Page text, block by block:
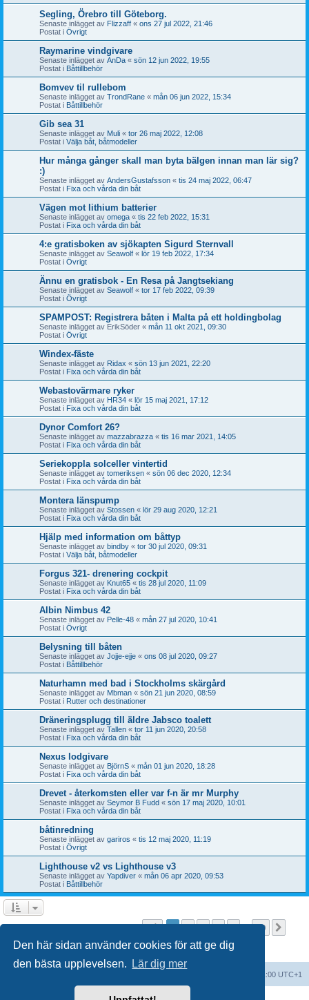
Den här sidan använder cookies för att ge dig
den bästa upplevelsen.
Lär dig mer
Segling, Örebro till Göteborg.
Senaste inlägget av Flizzaff « ons 27 jul 2022, 21:46
Postat i Övrigt
Raymarine vindgivare
Senaste inlägget av AnDa « sön 12 jun 2022, 19:55
Postat i Båttillbehör
Bomvev til rullebom
Senaste inlägget av TrondRane « mån 06 jun 2022, 15:34
Postat i Båttillbehör
Gib sea 31
Senaste inlägget av Muli « tor 26 maj 2022, 12:08
Postat i Välja båt, båtmodeller
Hur många gånger skall man byta bälgen innan man lär sig?
:)
Senaste inlägget av AndersGustafsson « tis 24 maj 2022, 06:47
Postat i Fixa och vårda din båt
Vägen mot lithium batterier
Senaste inlägget av omega « tis 22 feb 2022, 15:31
Postat i Fixa och vårda din båt
4:e gratisboken av sjökapten Sigurd Sternvall
Senaste inlägget av Seawolf « lör 19 feb 2022, 17:34
Postat i Övrigt
Ännu en gratisbok - En Resa på Jangtsekiang
Senaste inlägget av Seawolf « tor 17 feb 2022, 09:39
Postat i Övrigt
SPAMPOST: Registrera båten i Malta på ett holdingbolag
Senaste inlägget av ErikSöder « mån 11 okt 2021, 09:30
Postat i Övrigt
Windex-fäste
Senaste inlägget av Ridax « sön 13 jun 2021, 22:20
Postat i Fixa och vårda din båt
Webastovärmare ryker
Senaste inlägget av HR34 « lör 15 maj 2021, 17:12
Postat i Fixa och vårda din båt
Dynor Comfort 26?
Senaste inlägget av mazzabrazza « tis 16 mar 2021, 14:05
Postat i Fixa och vårda din båt
Seriekoppla solceller vintertid
Senaste inlägget av tomeriksen « sön 06 dec 2020, 12:34
Postat i Fixa och vårda din båt
Montera länspump
Senaste inlägget av Stossen « lör 29 aug 2020, 12:21
Postat i Fixa och vårda din båt
Hjälp med information om båttyp
Senaste inlägget av bindby « tor 30 jul 2020, 09:31
Postat i Välja båt, båtmodeller
Forgus 321- drenering cockpit
Senaste inlägget av Knut65 « tis 28 jul 2020, 11:09
Postat i Fixa och vårda din båt
Albin Nimbus 42
Senaste inlägget av Pelle-48 « mån 27 jul 2020, 10:41
Postat i Övrigt
Belysning till båten
Senaste inlägget av Jojje-ejje « ons 08 jul 2020, 09:27
Postat i Båttillbehör
Naturhamn med bad i Stockholms skärgård
Senaste inlägget av Mbman « sön 21 jun 2020, 08:59
Postat i Rutter och destinationer
Dräneringsplugg till äldre Jabsco toalett
Senaste inlägget av Tallen « tor 11 jun 2020, 20:58
Postat i Fixa och vårda din båt
Nexus lodgivare
Senaste inlägget av BjörnS « mån 01 jun 2020, 18:28
Postat i Fixa och vårda din båt
Drevet - återkomsten eller var f-n är mr Murphy
Senaste inlägget av Seymor B Fudd « sön 17 maj 2020, 10:01
Postat i Fixa och vårda din båt
båtinredning
Senaste inlägget av gariros « tis 12 maj 2020, 11:19
Postat i Övrigt
Lighthouse v2 vs Lighthouse v3
Senaste inlägget av Yapdiver « mån 06 apr 2020, 09:53
Postat i Båttillbehör
Sökningen fann fler än 1000 träffar Sida1av20
1 2 3 4 5 20
Alla tidsangivelser är UTC+01:00 UTC+1